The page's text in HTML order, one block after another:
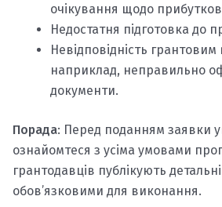
очікування щодо
Недостатня підготовка до
Невідповідність
наприклад, неправильно
документи.
Порада: Перед поданням заявки
ознайомтеся з усіма умовами
грантодавців публікують
обов’язковими для виконання.